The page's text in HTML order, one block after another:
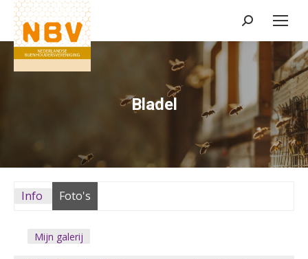
Zoeken:
Bladel
Info Foto's
Mijn galerij